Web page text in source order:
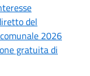
del
2026
gratuita di